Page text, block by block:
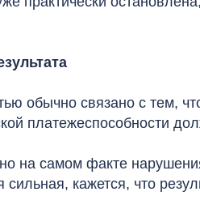
обычно связано с тем,
платежеспособности
на самом факте
кажется, что